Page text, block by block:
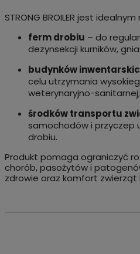
STRONG BROILER jest
ferm drobiu – do
dezynsekcji kurników,
budynków
celu utrzymania
weterynaryjno-sanitarnej;
środków transportu
samochodów i przyczep
drobiu.
Produkt pomaga ograniczyć
chorób, pasożytów i
zdrowie oraz komfort zwierząt